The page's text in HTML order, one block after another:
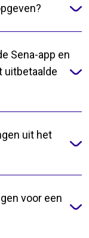
Sena-app en
uitbetaalde
uit het
voor een